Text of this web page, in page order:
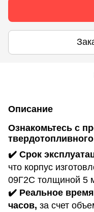
Описание
Ознакомьтесь с
✔️ Срок
что корпус
09Г2С толщиной 5
✔️ Реальное время
часов, за счет